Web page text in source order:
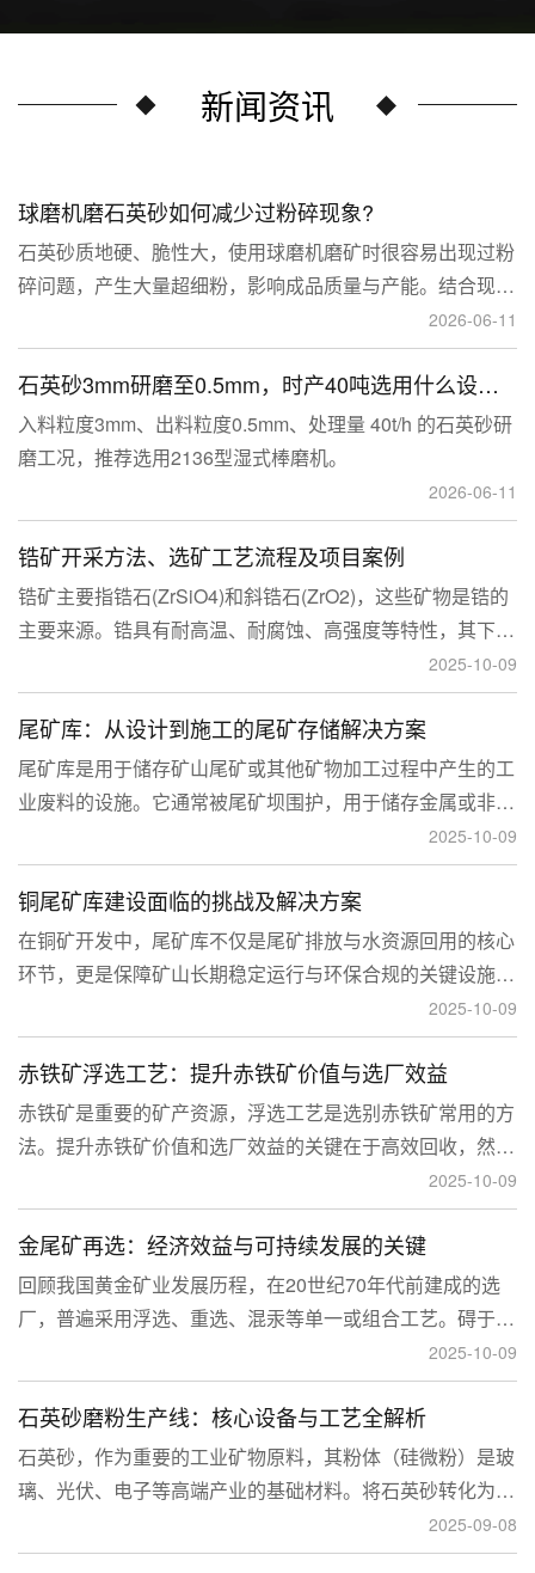
新闻资讯
球磨机磨石英砂如何减少过粉碎现象?
石英砂质地硬、脆性大，使用球磨机磨矿时很容易出现过粉
碎问题，产生大量超细粉，影响成品质量与产能。结合现场
生产经验，可通过工艺、研磨介质、运行参数、配套设备多
维度优化，改善该问题。
2026-06-11
石英砂3mm研磨至0.5mm，时产40吨选用什么设备？
入料粒度3mm、出料粒度0.5mm、处理量 40t/h 的石英砂研
磨工况，推荐选用2136型湿式棒磨机。
2026-06-11
锆矿开采方法、选矿工艺流程及项目案例
锆矿主要指锆石(ZrSiO4)和斜锆石(ZrO2)，这些矿物是锆的
主要来源。锆具有耐高温、耐腐蚀、高强度等特性，其下游
应用涉及核工业、陶瓷、耐火材料、铸造、电子和化工等多
个领域，尤其在高性能陶瓷和锆基合金中的需求不断增长。
2025-10-09
尾矿库：从设计到施工的尾矿存储解决方案
尾矿库是用于储存矿山尾矿或其他矿物加工过程中产生的工
业废料的设施。它通常被尾矿坝围护，用于储存金属或非金
属矿山的尾矿。尾矿库通常包括尾矿处理系统、排水系统和
回水系统。根据地形，尾矿库可分为山谷型、山坡型、平地
型和河流拦截型。
2025-10-09
铜尾矿库建设面临的挑战及解决方案
在铜矿开发中，尾矿库不仅是尾矿排放与水资源回用的核心
环节，更是保障矿山长期稳定运行与环保合规的关键设施。
然而，铜矿尾矿本身具有粒度细、水量大、化学活性强等特
性，使尾矿库在坝体稳定、防渗处理与排洪系统设计方面面
临更高技术挑战。
2025-10-09
赤铁矿浮选工艺：提升赤铁矿价值与选厂效益
赤铁矿是重要的矿产资源，浮选工艺是选别赤铁矿常用的方
法。提升赤铁矿价值和选厂效益的关键在于高效回收，然
而，赤铁矿往往存在嵌布粒度细、易泥化、存在高硅铝杂质
等特征。利用传统的浮选工艺进行处理会面临回收率低、精
矿品位不稳定、药剂成本高等问题。
2025-10-09
金尾矿再选：经济效益与可持续发展的关键
回顾我国黄金矿业发展历程，在20世纪70年代前建成的选
厂，普遍采用浮选、重选、混汞等单一或组合工艺。碍于当
时选矿工艺水平的限制，回收率普遍较低，大量细粒金、包
裹金或与特定矿物共生的金流失到尾矿中，造成了巨大的经
济损失。
2025-10-09
石英砂磨粉生产线：核心设备与工艺全解析
石英砂，作为重要的工业矿物原料，其粉体（硅微粉）是玻
璃、光伏、电子等高端产业的基础材料。将石英砂转化为高
附加值的粉体，离不开一套专业的石英砂磨粉成套设备。本
文将从设备、工艺到应用，为您全面解析这条生产线。
2025-09-08